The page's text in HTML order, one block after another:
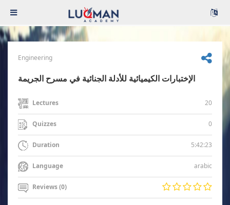
Engineering
الإختبارات الكيميائية للأدلة الجنائية في مسرح الجريمة
Lectures 20
Quizzes 0
Duration 5:42:23
Language arabic
Reviews (0)